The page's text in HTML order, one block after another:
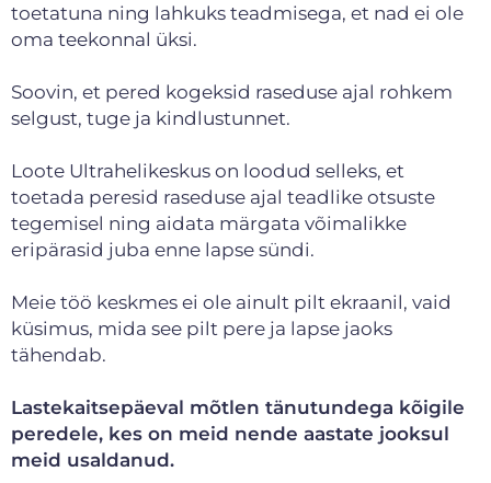
toetatuna ning lahkuks teadmisega, et nad ei ole
oma teekonnal üksi.
Soovin, et pered kogeksid raseduse ajal rohkem
selgust, tuge ja kindlustunnet.
Loote Ultrahelikeskus on loodud selleks, et
toetada peresid raseduse ajal teadlike otsuste
tegemisel ning aidata märgata võimalikke
eripärasid juba enne lapse sündi.
Meie töö keskmes ei ole ainult pilt ekraanil, vaid
küsimus, mida see pilt pere ja lapse jaoks
tähendab.
Lastekaitsepäeval mõtlen tänutundega kõigile
peredele, kes on meid nende aastate jooksul
meid usaldanud.